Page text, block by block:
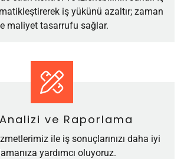
iş yükünü azaltır; zaman
maliyet tasarrufu sağlar.
ve Raporlama
ile iş sonuçlarınızı daha iyi
yardımcı oluyoruz.